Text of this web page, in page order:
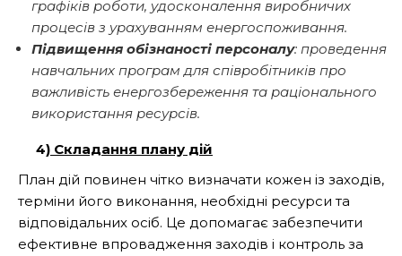
графіків роботи, удосконалення виробничих
процесів з урахуванням енергоспоживання.
Підвищення обізнаності персоналу: проведення
навчальних програм для співробітників про
важливість енергозбереження та раціонального
використання ресурсів.
4) Складання плану дій
План дій повинен чітко визначати кожен із заходів,
терміни його виконання, необхідні ресурси та
відповідальних осіб. Це допомагає забезпечити
ефективне впровадження заходів і контроль за